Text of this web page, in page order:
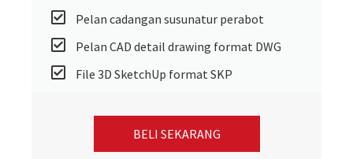
Pelan cadangan susunatur perabot
Pelan CAD detail drawing format DWG
File 3D SketchUp format SKP
BELI SEKARANG